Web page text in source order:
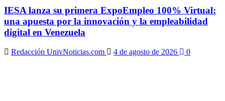
IESA lanza su primera ExpoEmpleo 100% Virtual:
una apuesta por la innovación y la empleabilidad
digital en Venezuela
Redacción UnivNoticias.com 4 de agosto de 2026 0